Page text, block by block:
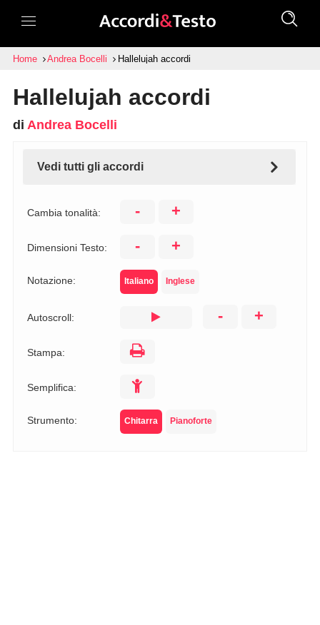
Home Andrea Bocelli Hallelujah accordi
Hallelujah accordi
di Andrea Bocelli
Vedi tutti gli accordi
Cambia tonalità: - +
Dimensioni Testo: - +
Notazione: Italiano Inglese
Autoscroll: - +
Stampa:
Semplifica:
Strumento: Chitarra Pianoforte